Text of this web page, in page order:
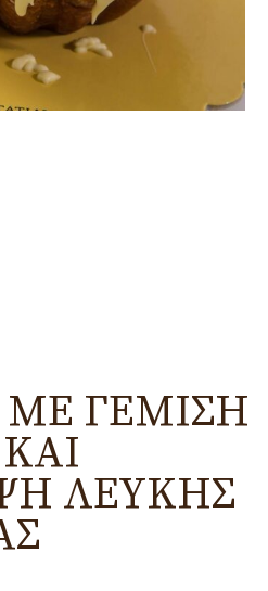
ΜΕ ΓΈΜΙΣΗ
ΛΕΥΚΉΣ